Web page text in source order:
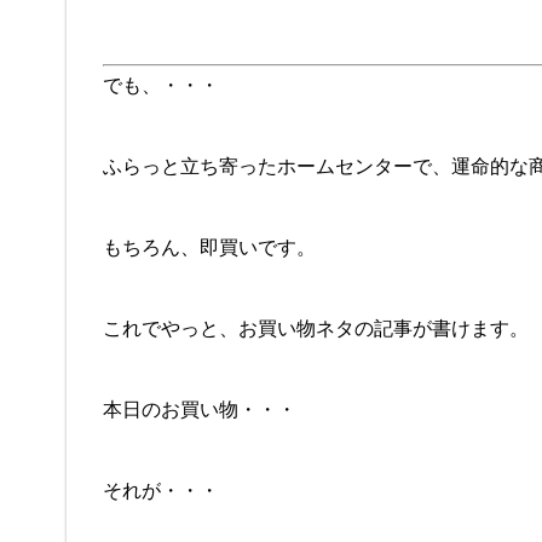
でも、・・・
ふらっと立ち寄ったホームセンターで、運命的な
もちろん、即買いです。
これでやっと、お買い物ネタの記事が書けます。
本日のお買い物・・・
それが・・・